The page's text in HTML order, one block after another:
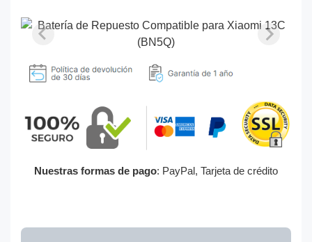
Nuestras formas de pago: PayPal, Tarjeta de crédito